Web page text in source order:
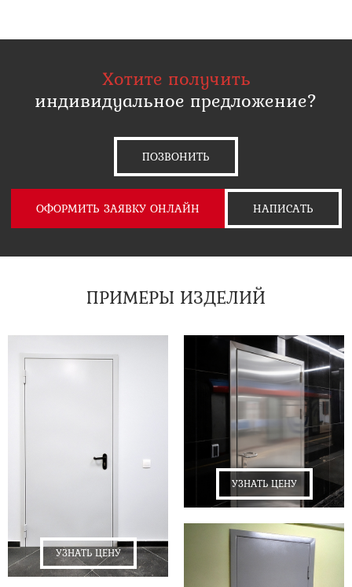
Хотите получить
индивидуальное предложение?
ПОЗВОНИТЬ
ОФОРМИТЬ ЗАЯВКУ ОНЛАЙН НАПИСАТЬ
ПРИМЕРЫ ИЗДЕЛИЙ
УЗНАТЬ ЦЕНУ
УЗНАТЬ ЦЕНУ